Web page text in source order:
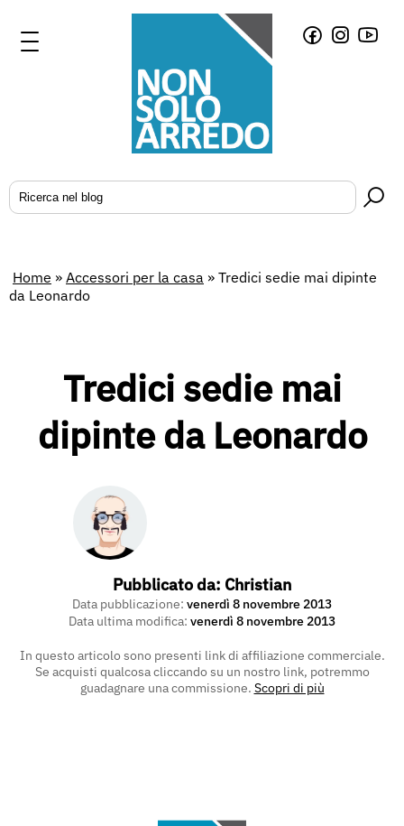
Home » Accessori per la casa » Tredici sedie mai dipinte
da Leonardo
Tredici sedie mai
dipinte da Leonardo
Pubblicato da: Christian
Data pubblicazione: venerdì 8 novembre 2013
Data ultima modifica: venerdì 8 novembre 2013
In questo articolo sono presenti link di affiliazione commerciale.
Se acquisti qualcosa cliccando su un nostro link, potremmo
guadagnare una commissione. Scopri di più